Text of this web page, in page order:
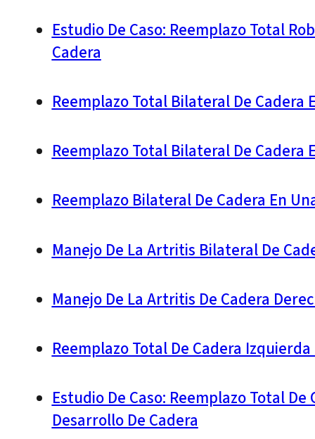
Estudio De Caso: Reemplazo Total
Cadera
Reemplazo Total Bilateral De Cadera
Reemplazo Total Bilateral De Cadera
Reemplazo Bilateral De Cadera En
Manejo De La Artritis Bilateral De
Manejo De La Artritis De Cadera
Reemplazo Total De Cadera
Estudio De Caso: Reemplazo Total
Desarrollo De Cadera